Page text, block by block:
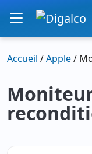
Navigation
Accueil /Apple/